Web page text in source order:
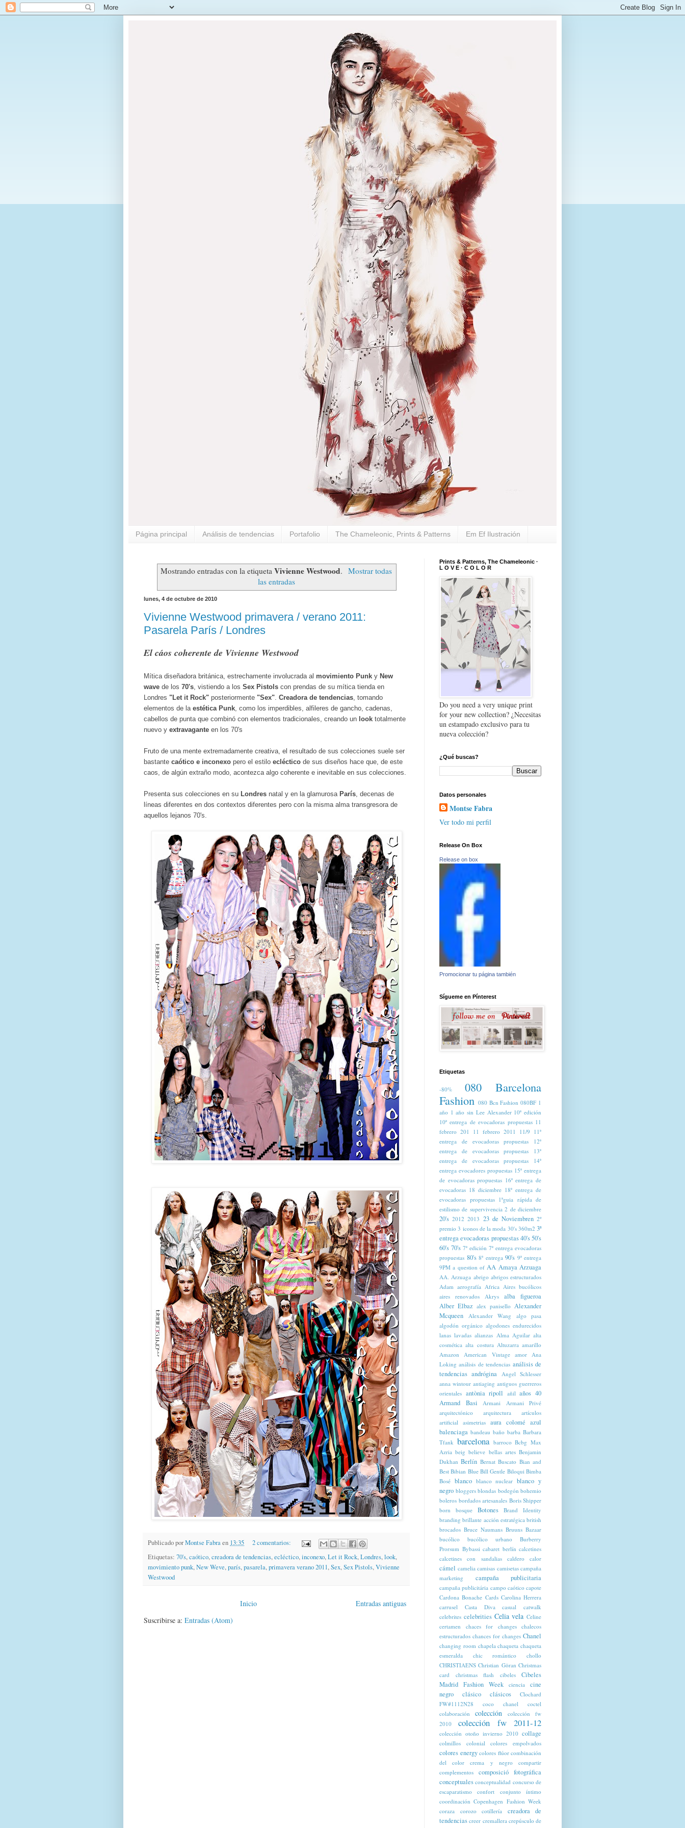
Página principal Análisis de tendencias Portafolio The Chameleonic, Prints & Patterns Em Ef Ilustración
Mostrando entradas con la etiquetaVivienne Westwood. Mostrar todas
las entradas
lunes, 4 de octubre de 2010
Vivienne Westwood primavera / verano 2011:
Pasarela París / Londres
El cáos coherente de Vivienne Westwood
Mítica diseñadora británica, estrechamente involucrada al movimiento Punk y New
wave de los 70's, vistiendo a los Sex Pistols con prendas de su mítica tienda en
Londres "Let it Rock" posteriormente "Sex". Creadora de tendencias, tomando
elementos de la estética Punk, como los imperdibles, alfileres de gancho, cadenas,
cabellos de punta que combinó con elementos tradicionales, creando un look totalmente
nuevo y extravagante en los 70's
Fruto de una mente extremadamente creativa, el resultado de sus colecciones suele ser
bastante caótico e inconexo pero el estilo ecléctico de sus diseños hace que, de este
caos, de algún extraño modo, acontezca algo coherente e inevitable en sus colecciones.
Presenta sus colecciones en su Londres natal y en la glamurosa París, decenas de
líneas diferentes en dos contextos diferentes pero con la misma alma transgresora de
aquellos lejanos 70's.
Publicado porMontse Fabraen 13:35
2 comentarios:
Etiquetas: 70's,caótico,creadora de tendencias,ecléctico,inconexo,Let it Rock,Londres,look,
movimiento punk,New Weve,parís,pasarela,primavera verano 2011,Sex,Sex Pistols,Vivienne
Westwood
Entradas antiguas
Inicio
Suscribirse a: Entradas (Atom)
Prints & Patterns, The Chameleonic ·
L O V E · C O L O R
Do you need a very unique print
for your new collection? ¿Necesitas
un estampado exclusivo para tu
nueva colección?
¿Qué buscas?
Datos personales
Montse Fabra
Ver todo mi perfil
Release On Box
Release on box
Promocionar tu página también
Sígueme en Pínterest
Etiquetas
-80%
080 Barcelona
Fashion 080 Bcn Fashion 080BF 1
año 1 año sin Lee Alexander 10ª edición
10ª entrega de evocadoras propuestas 11
febrero 201
11 febrero 2011 11/9
11ª
entrega de evocadoras propuestas
12ª
entrega de evocadoras propuestas
13ª
entrega de evocadoras propuestas
14ª
entrega evocadores propuestas 15ª entrega
de evocadoras propuestas 16ª entrega de
evocadoras 18 diciembre 18ª entrega de
evocadoras propuestas
1ªguia rápida de
estilismo de supervivencia 2 de diciembre
20's 2012 2013 23 de Noviembren 2º
premio 3 iconos de la moda 30's 360m2 3ª
entrega evocadoras propuestas 40's50's
60's 70's 7ª edición 7ª entrega evocadoras
propuestas 80's 8ª entrega 90's 9ª entrega
9PM a question of AA Amaya Arzuaga
AA. Arzuaga abrigo abrigos estructurados
Adam aerografía Africa Aires bucólicos
aires renovados
Akrys
alba figueroa
Alber Elbaz alex panisello Alexander
Mcqueen
Alexander Wang
algo pasa
algodón orgánico algodones endurecidos
lanas lavadas alianzas Alma Aguilar alta
cosmética alta costura Altuzarra amarillo
Amazon
American Vintage amor
Ana
Loking análisis de tendencias análisis de
tendencias andrógina
Angel Schlesser
anna wintour antiaging antiguos guerreros
orientales antònia ripoll añil años 40
Armand Basi
Armani
Armani Privé
arquitectónico
arquitectura
artículos
artificial
asimetrias aura colomé azul
balenciaga bandeau baño barba Barbara
Tfank barcelona barroco Bcbg Max
Azria beig believe bellas artes Benjamin
Dukhan Berlín Bernat Buscato Bian and
Best Bibian Blue Bill Gentle Biloqui Bimba
Bosé blanco blanco nuclear blanco y
negro bloggers blondas bodegón bohemio
boleros bordados artesanales Boris Shipper
born
bosque Botones
Brand Identity
branding brillante acción estratégica british
brocados Bruce Naumans Bruuns Bazaar
bucólico
bucólico urbano
Burberry
Prorsum Bybassi cabaret berlín calcetines
calcetines con sandalias
caldero calor
cámel camelia camisas camisetas campaña
marketing
campaña publicitaria
campaña publicitária campo caótico capote
Cardona Bonache Cards Carolina Herrera
carrusel
Casta Diva casual
catwalk
celebrites celebrities Celia vela Celine
certamen
chaces for changes
chalecos
estructurados chances for changes Chanel
changing room chapela chaqueta chaqueta
esmeralda
chic romántico
chollo
CHRISTIAENS Christian Göran Christmas
card
christmas flash cibeles
Cibeles
Madrid Fashion Week
ciencia
cine
negro
clásico clásicos
Clochard
FW#1112N28
coco chanel
coctel
colaboración
colección
colección fw
2010
colección fw 2011-12
colección otoño invierno 2010 collage
colmillos colonial colores empolvados
colores energy colores flúor combinación
del color crema y negro
compartir
complementos
composició fotográfica
conceptuales conceptualidad concurso de
escaparatismo
confort
conjunto íntimo
coordinación Copenhagen Fashion Week
coraza
corozo cotillería
creadora de
tendencias creer cremallera crepúsculo de